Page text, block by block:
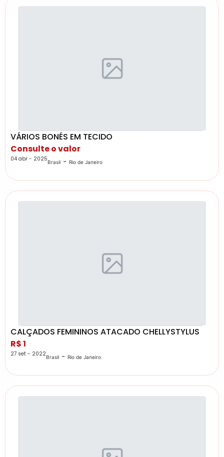
VÁRIOS BONÉS EM TECIDO
Consulte o valor
04 abr - 2025Brasil - Rio de Janeiro
CALÇADOS FEMININOS ATACADO CHELLYSTYLUS
R$ 1
27 set - 2022Brasil - Rio de Janeiro